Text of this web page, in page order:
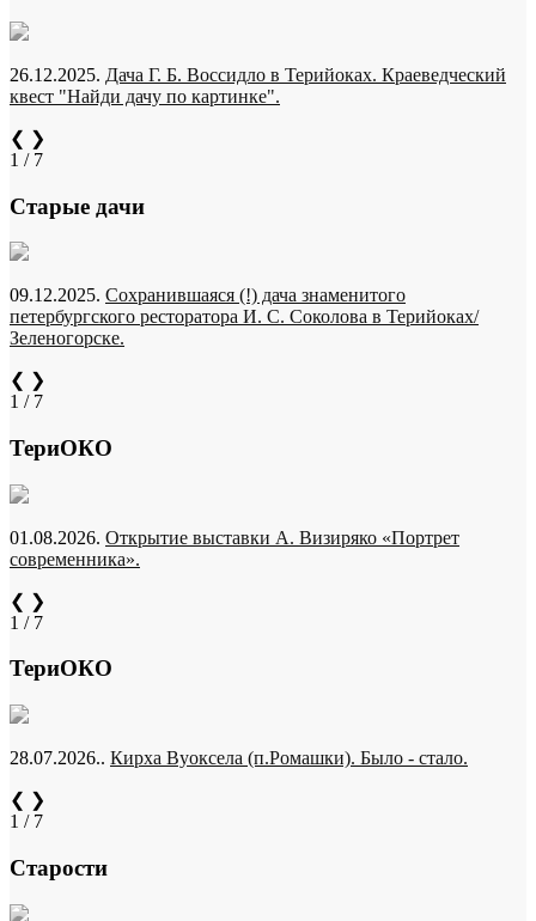
26.12.2025. Дача Г. Б. Воссидло в Терийоках. Краеведческий
квест "Найди дачу по картинке".
❮ ❯
1 / 7
Старые дачи
09.12.2025. Сохранившаяся (!) дача знаменитого
петербургского ресторатора И. С. Соколова в Терийоках/
Зеленогорске.
❮ ❯
1 / 7
ТериОКО
01.08.2026. Открытие выставки А. Визиряко «Портрет
современника».
❮ ❯
1 / 7
ТериОКО
28.07.2026.. Кирха Вуоксела (п.Ромашки). Было - стало.
❮ ❯
1 / 7
Старости